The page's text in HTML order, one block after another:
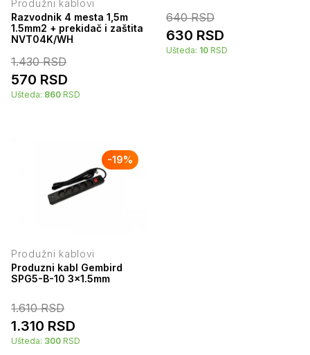
Produžni kablovi
Razvodnik 4 mesta 1,5m
1.5mm2 + prekidač i zaštita
NVT04K/WH
1.430RSD
570 RSD
Ušteda: 860 RSD
640RSD
630 RSD
Ušteda: 10 RSD
-19%
Produžni kablovi
Produzni kabl Gembird
SPG5-B-10 3x1.5mm
1.610RSD
1.310 RSD
Ušteda: 300 RSD